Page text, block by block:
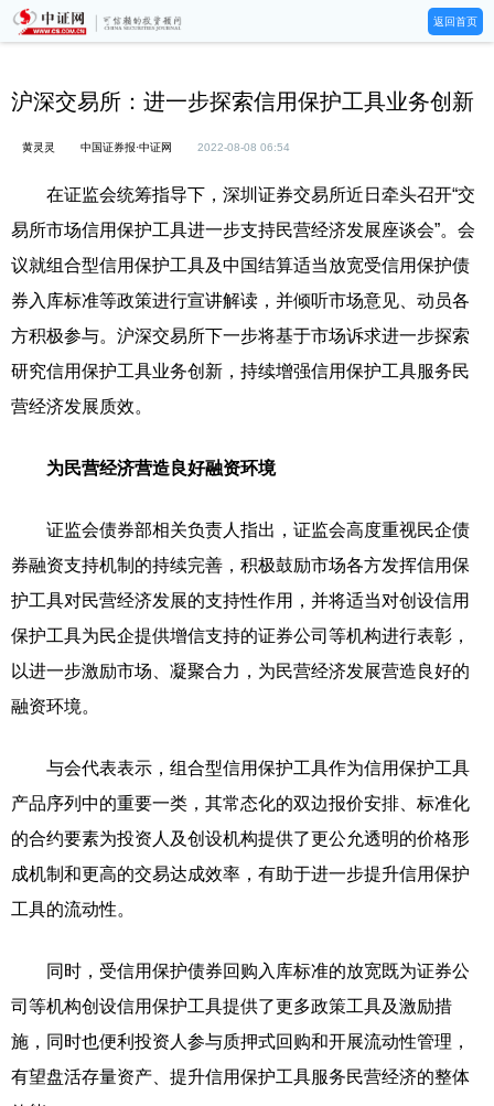
返回首页
沪深交易所：进一步探索信用保护工具业务创新
黄灵灵 中国证券报·中证网 2022-08-08 06:54
在证监会统筹指导下，深圳证券交易所近日牵头召开“交
易所市场信用保护工具进一步支持民营经济发展座谈会”。会
议就组合型信用保护工具及中国结算适当放宽受信用保护债
券入库标准等政策进行宣讲解读，并倾听市场意见、动员各
方积极参与。沪深交易所下一步将基于市场诉求进一步探索
研究信用保护工具业务创新，持续增强信用保护工具服务民
营经济发展质效。
为民营经济营造良好融资环境
证监会债券部相关负责人指出，证监会高度重视民企债
券融资支持机制的持续完善，积极鼓励市场各方发挥信用保
护工具对民营经济发展的支持性作用，并将适当对创设信用
保护工具为民企提供增信支持的证券公司等机构进行表彰，
以进一步激励市场、凝聚合力，为民营经济发展营造良好的
融资环境。
与会代表表示，组合型信用保护工具作为信用保护工具
产品序列中的重要一类，其常态化的双边报价安排、标准化
的合约要素为投资人及创设机构提供了更公允透明的价格形
成机制和更高的交易达成效率，有助于进一步提升信用保护
工具的流动性。
同时，受信用保护债券回购入库标准的放宽既为证券公
司等机构创设信用保护工具提供了更多政策工具及激励措
施，同时也便利投资人参与质押式回购和开展流动性管理，
有望盘活存量资产、提升信用保护工具服务民营经济的整体